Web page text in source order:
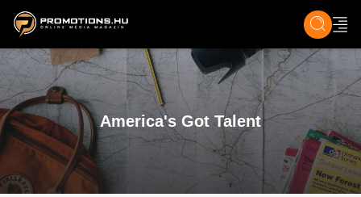
ZENE, FILM & KULT ÉLET TECH &
America's Got Talent